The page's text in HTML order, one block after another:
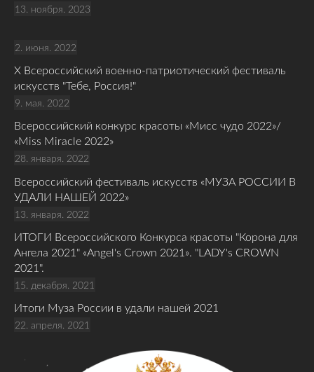
13. ноября. 2023
2. июня. 2022
Х Всероссийский военно-патриотический фестиваль
искусств "Тебе, Россия!"
9. мая. 2022
Всероссийский конкурс красоты «Мисс чудо 2022»/
«Miss Miracle 2022»
28. января. 2022
Всероссийский фестиваль искусств «МУЗА РОССИИ В
УДАЛИ НАШЕЙ 2022»
13. января. 2022
ИТОГИ Всероссийского Конкурса красоты "Корона для
Ангела 2021" «Angel's Crown 2021». "LADY's CROWN
2021".
15. декабря. 2021
Итоги Муза России в удали нашей 2021
22. апреля. 2021